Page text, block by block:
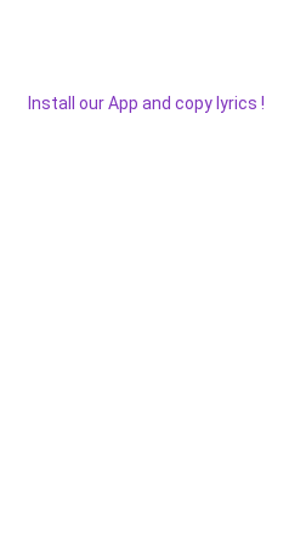
Install our App and copy lyrics !